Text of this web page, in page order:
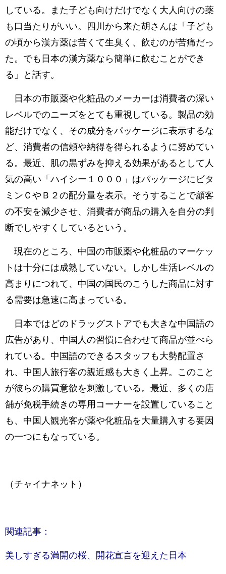
している。また子ども向けだけでなく大人向けの薬
も口当たりがいい。四川から来た胡さんは「子ども
の頃から漢方薬は苦くて生臭く、飲むのが苦痛だっ
た。でも日本の漢方薬なら簡単に飲むことができ
る」と話す。
日本の市販薬や化粧品のメーカーは消費者の深い
レベルでのニーズをとても重視している。製品の効
能だけでなく、その成分をパッケージに表示するな
ど、消費者の信頼や納得を得られるように努めてい
る。最近、肌の黒ずみを抑える効果があるとして人
気の高い「ハイシー１０００」はパッケージにビタ
ミンＣやＢ２の配分量を表示。そうすることで顧客
の不安を減少させ、消費者が商品の購入を自分の判
断でしやすくしているという。
現在のところ、中国の市販薬や化粧品のマーケッ
トは十分には成熟していない。しかし生活レベルの
高まりにつれて、中国の国民のこうした商品に対す
る需要は急速に高まっている。
日本ではどのドラッグストアでも大きな中国語の
広告があり、中国人の習慣に合わせて商品が並べら
れている。中国語のできるスタッフも大勢配置さ
れ、中国人旅行客の親近感も大きく上昇。このこと
が彼らの購買意欲を刺激している。最近、多くの店
舗が免税手続きの専用コーナーを設置していること
も、中国人観光客が薬や化粧品を大量購入する要因
の一つにもなっている。
（チャイナネット）
関連記事：
美しすぎる満開の桜、開花宣言を迎えた日本